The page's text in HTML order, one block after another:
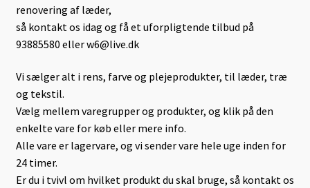
Lugt-Bekæmpelse
Om læder
Persondata
renovering af læder,
så kontakt os idag og få et uforpligtende tilbud på
93885580 eller w6@live.dk
Vi sælger alt i rens, farve og plejeprodukter, til læder, træ
og tekstil.
Vælg mellem varegrupper og produkter, og klik på den
enkelte vare for køb eller mere info.
Alle vare er lagervare, og vi sender vare hele uge inden for
24 timer.
Er du i tvivl om hvilket produkt du skal bruge, så kontakt os